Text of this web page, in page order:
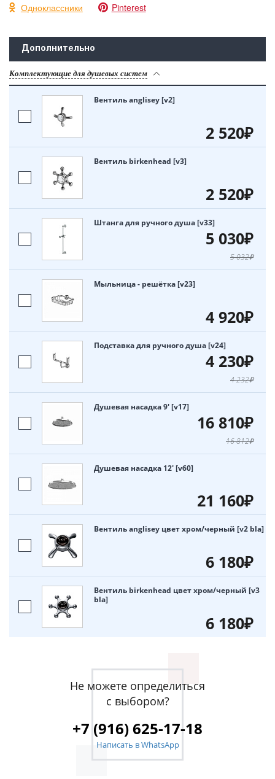
Одноклассники
Pinterest
Дополнительно
Комплектующие для душевых систем
Вентиль anglisey [v2]
2 520₽
Вентиль birkenhead [v3]
2 520₽
Штанга для ручного душа [v33]
5 030₽
5 032₽
Мыльница - решётка [v23]
4 920₽
Подставка для ручного душа [v24]
4 230₽
4 232₽
Душевая насадка 9' [v17]
16 810₽
16 812₽
Душевая насадка 12' [v60]
21 160₽
Вентиль anglisey цвет хром/черный [v2 bla]
6 180₽
Вентиль birkenhead цвет хром/черный [v3
bla]
6 180₽
Не можете определиться
с выбором?
+7 (916) 625-17-18
Написать в WhatsApp